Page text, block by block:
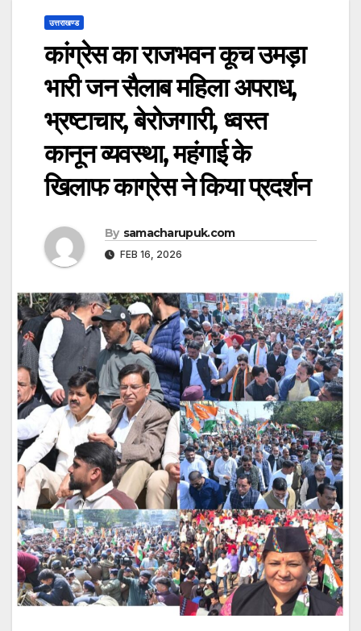
उत्तराखण्ड
कांग्रेस का राजभवन कूच उमड़ा
भारी जन सैलाब महिला अपराध,
भ्रष्टाचार, बेरोजगारी, ध्वस्त
कानून व्यवस्था, महंगाई के
खिलाफ काग्रेस ने किया प्रदर्शन
By samacharupuk.com
FEB 16, 2026